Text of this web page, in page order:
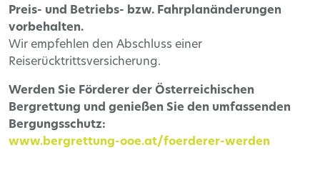
Preis- und Betriebs- bzw. Fahrplanänderungen
vorbehalten.
Wir empfehlen den Abschluss einer
Reiserücktrittsversicherung.
Werden Sie Förderer der Österreichischen
Bergrettung und genießen Sie den umfassenden
Bergungsschutz:
www.bergrettung-ooe.at/foerderer-werden